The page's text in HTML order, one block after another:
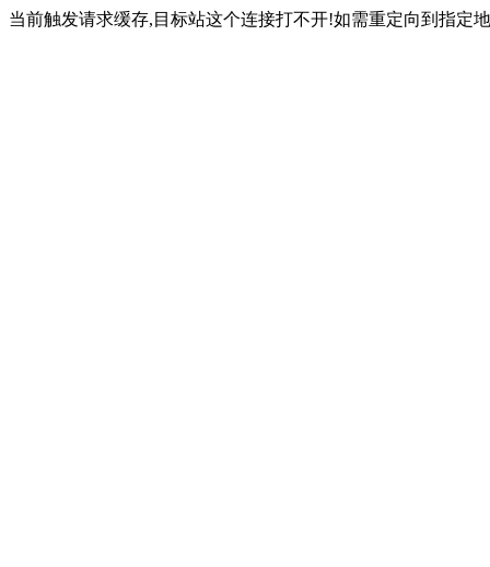
当前触发请求缓存,目标站这个连接打不开!如需重定向到指定